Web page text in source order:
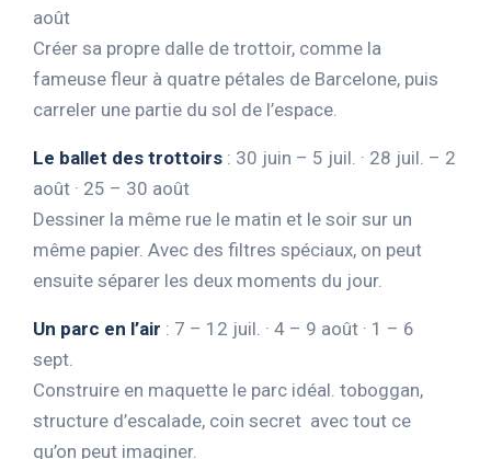
août
Créer sa propre dalle de trottoir, comme la
fameuse fleur à quatre pétales de Barcelone, puis
carreler une partie du sol de l’espace.
Le ballet des trottoirs : 30 juin – 5 juil. · 28 juil. – 2
août · 25 – 30 août
Dessiner la même rue le matin et le soir sur un
même papier. Avec des filtres spéciaux, on peut
ensuite séparer les deux moments du jour.
Un parc en l’air : 7 – 12 juil. · 4 – 9 août · 1 – 6
sept.
Construire en maquette le parc idéal. toboggan,
structure d’escalade, coin secret avec tout ce
qu’on peut imaginer.